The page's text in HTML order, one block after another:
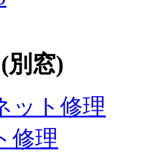
別窓)
ット修理
修理